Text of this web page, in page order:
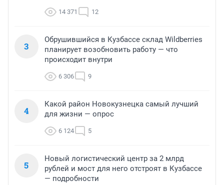
14 371 12
3
Обрушившийся в Кузбассе склад Wildberries
планирует возобновить работу — что
происходит внутри
6 306 9
4
Какой район Новокузнецка самый лучший
для жизни — опрос
6 124 5
5
Новый логистический центр за 2 млрд
рублей и мост для него отстроят в Кузбассе
— подробности